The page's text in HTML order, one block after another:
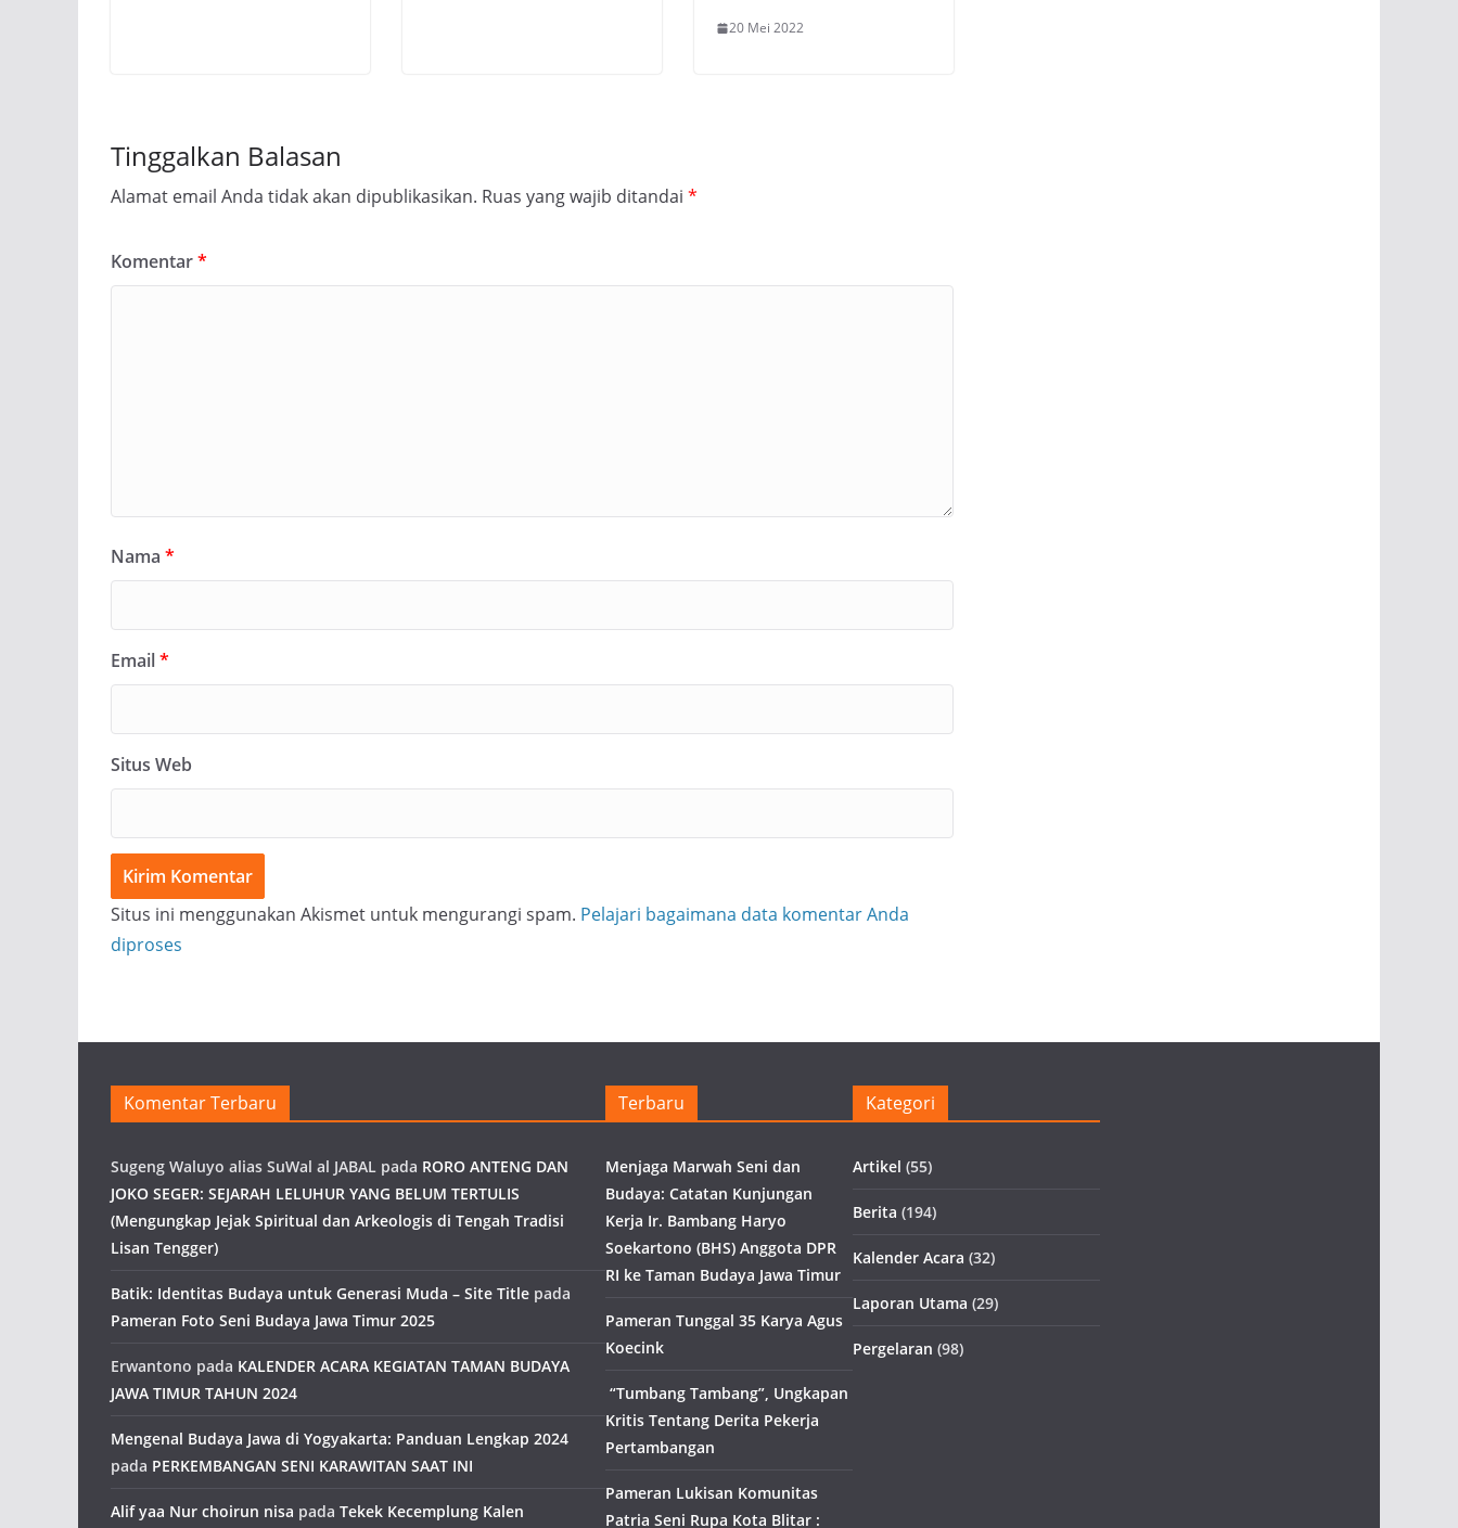
20 Mei 2022
Tinggalkan Balasan
Alamat email Anda tidak akan dipublikasikan. Ruas yang wajib ditandai *
Komentar*
Nama *
Email*
Situs Web
Situs ini menggunakan Akismet untuk mengurangi spam. Pelajari bagaimana data komentar Anda
diproses
Komentar Terbaru
Sugeng Waluyo alias SuWal al JABAL pada RORO ANTENG DAN
JOKO SEGER: SEJARAH LELUHUR YANG BELUM TERTULIS
(Mengungkap Jejak Spiritual dan Arkeologis di Tengah Tradisi
Lisan Tengger)
Batik: Identitas Budaya untuk Generasi Muda – Site Title pada
Pameran Foto Seni Budaya Jawa Timur 2025
Erwantono pada KALENDER ACARA KEGIATAN TAMAN BUDAYA
JAWA TIMUR TAHUN 2024
Mengenal Budaya Jawa di Yogyakarta: Panduan Lengkap 2024
pada PERKEMBANGAN SENI KARAWITAN SAAT INI
Alif yaa Nur choirun nisa pada Tekek Kecemplung Kalen
Terbaru
Menjaga Marwah Seni dan
Budaya: Catatan Kunjungan
Kerja Ir. Bambang Haryo
Soekartono (BHS) Anggota DPR
RI ke Taman Budaya Jawa Timur
Pameran Tunggal 35 Karya Agus
Koecink
“Tumbang Tambang”, Ungkapan
Kritis Tentang Derita Pekerja
Pertambangan
Pameran Lukisan Komunitas
Patria Seni Rupa Kota Blitar :
Kategori
Artikel (55)
Berita (194)
Kalender Acara (32)
Laporan Utama (29)
Pergelaran (98)